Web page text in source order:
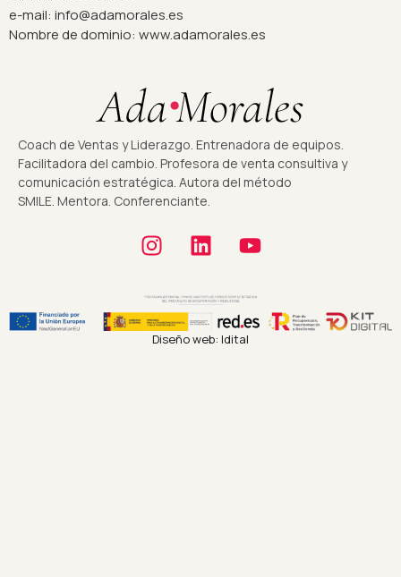
e-mail: info@adamorales.es
Nombre de dominio: www.adamorales.es
Coach de Ventas y Liderazgo. Entrenadora de equipos.
Facilitadora del cambio. Profesora de venta consultiva y
comunicación estratégica. Autora del método
SMILE. Mentora. Conferenciante.
Diseño web: Idital